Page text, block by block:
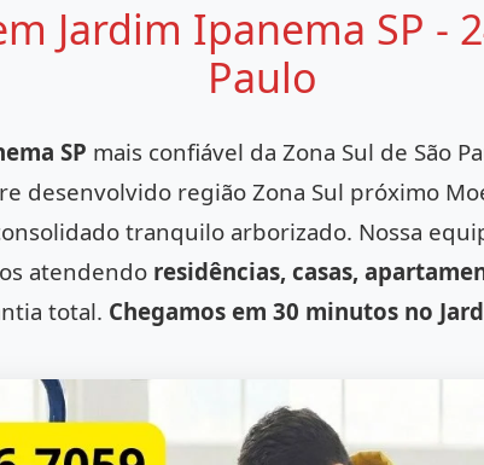
Jardim Ipanema SP -
Paulo
SP mais confiável da Zona Sul de São
desenvolvido região Zona Sul próximo
tranquilo arborizado. Nossa
atendendo residências, casas,
total. Chegamos em 30 minutos no